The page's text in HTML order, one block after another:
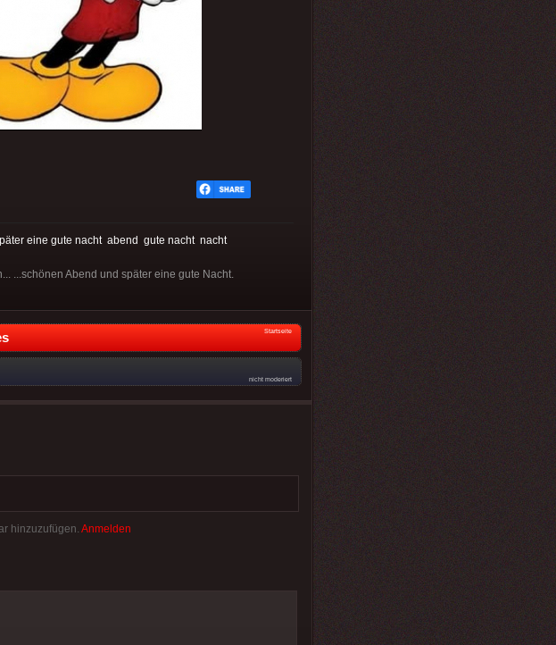
eine gute nacht abend gute nacht nacht
...schönen Abend und später eine gute Nacht.
Startseite
nicht moderiert
hinzuzufügen. Anmelden